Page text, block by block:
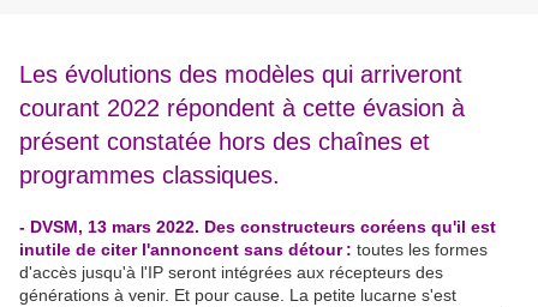
Les évolutions des modèles qui arriveront
courant 2022 répondent à cette évasion à
présent constatée hors des chaînes et
programmes classiques.
- DVSM, 13 mars 2022. Des constructeurs coréens qu'il est
inutile de citer l'annoncent sans détour.: toutes les formes
d'accès jusqu'à l'IP seront intégrées aux récepteurs des
générations à venir. Et pour cause. La petite lucarne s'est